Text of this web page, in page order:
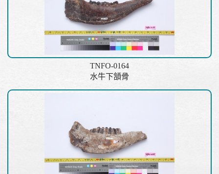
TNFO-0164
水牛下頷骨